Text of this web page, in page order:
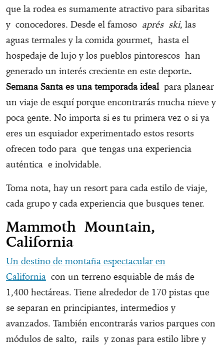
que la rodea es sumamente atractivo para sibaritas
y conocedores. Desde el famoso aprés ski, las
aguas termales y la comida gourmet, hasta el
hospedaje de lujo y los pueblos pintorescos han
generado un interés creciente en este deporte.
Semana Santa es una temporada idealpara planear
un viaje de esquí porque encontrarás mucha nieve y
poca gente. No importa si es tu primera vez o si ya
eres un esquiador experimentado estos resorts
ofrecen todo para que tengas una experiencia
auténtica e inolvidable.
Toma nota, hay un resort para cada estilo de viaje,
cada grupo y cada experiencia que busques tener.
Mammoth Mountain,
California
Un destino de montaña espectacular en
California con un terreno esquiable de más de
1,400 hectáreas. Tiene alrededor de 170 pistas que
se separan en principiantes, intermedios y
avanzados. También encontrarás varios parques con
módulos de salto, rails y zonas para estilo libre y